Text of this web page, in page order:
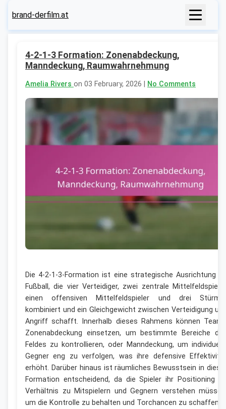
brand-derfilm.at
4-2-1-3 Formation: Zonenabdeckung,
Manndeckung, Raumwahrnehmung
Amelia Rivers on 03 February, 2026 | No Comments
Die 4-2-1-3-Formation ist eine strategische Ausrichtung
Fußball, die vier Verteidiger, zwei zentrale
einen offensiven Mittelfeldspieler und drei
kombiniert und ein Gleichgewicht zwischen Verteidigung
Angriff schafft. Innerhalb dieses Rahmens können
Zonenabdeckung einsetzen, um bestimmte Bereiche
Feldes zu kontrollieren, oder Manndeckung, um
Gegner eng zu verfolgen, was ihre defensive
erhöht. Darüber hinaus ist räumliches Bewusstsein in
Formation entscheidend, da die Spieler ihr Positioning
Verhältnis zu Mitspielern und Gegnern verstehen
um die Kontrolle zu behalten und Torchancen zu schaffen.